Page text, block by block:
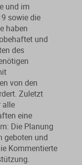
und im
sowie die
haben
und
des
von den
Zuletzt
alle
eine
Die Planung
geboten und
Kommentierte